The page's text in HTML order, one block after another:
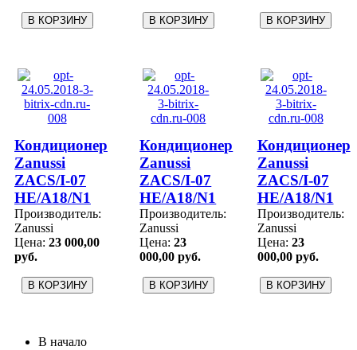
Кондиционер
Zanussi
ZACS/I-07
HE/A18/N1
Производитель:
Zanussi
Цена: 23 000,00
руб.
Кондиционер
Zanussi
ZACS/I-07
HE/A18/N1
Производитель:
Zanussi
Цена:23
000,00 руб.
Кондиционер
Zanussi
ZACS/I-07
HE/A18/N1
Производитель:
Zanussi
Цена: 23
000,00 руб.
В начало